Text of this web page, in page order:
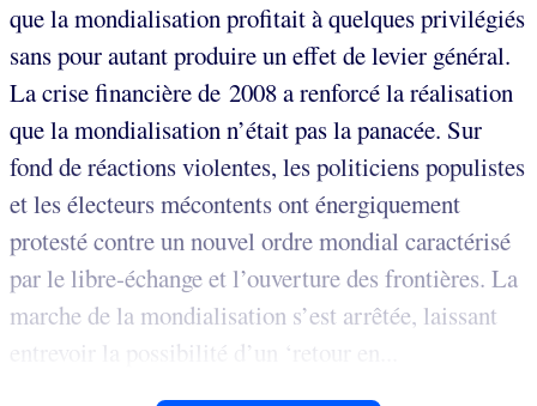
que la mondialisation profitait à quelques privilégiés
sans pour autant produire un effet de levier général.
La crise financière de 2008 a renforcé la réalisation
que la mondialisation n’était pas la panacée. Sur
fond de réactions violentes, les politiciens populistes
et les électeurs mécontents ont énergiquement
protesté contre un nouvel ordre mondial caractérisé
par le libre-échange et l’ouverture des frontières. La
marche de la mondialisation s’est arrêtée, laissant
entrevoir la possibilité d’un ‘retour en...